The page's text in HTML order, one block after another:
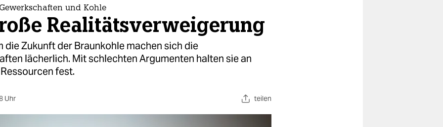
und Kohle
Realitätsverweigerung
die Zukunft der Braunkohle machen sich die
lächerlich. Mit schlechten Argumenten halten sie an
fest.
Uhr teilen